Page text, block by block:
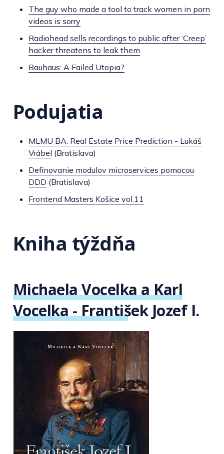
The guy who made a tool to track women in porn
videos is sorry
Radiohead sells recordings to public after ‘Creep’
hacker threatens to leak them
Bauhaus: A Failed Utopia?
Podujatia
MLMU BA: Real Estate Price Prediction - Lukáš
Vrábel (Bratislava)
Definovanie modulov microservices pomocou
DDD (Bratislava)
Frontend Masters Košice vol.11
Kniha týždňa
Michaela Vocelka a Karl
Vocelka - František Jozef I.